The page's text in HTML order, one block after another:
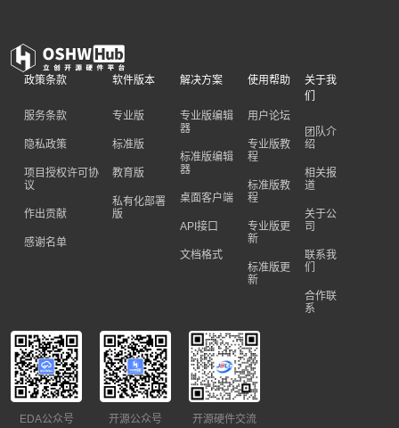
政策条款
服务条款
隐私政策
项目授权许可协
议
作出贡献
感谢名单
软件版本
专业版
标准版
教育版
私有化部署
版
解决方案
专业版编辑
器
标准版编辑
器
桌面客户端
API接口
文档格式
使用帮助
用户论坛
专业版教
程
标准版教
程
专业版更
新
标准版更
新
关于我
们
团队介
绍
相关报
道
关于公
司
联系我
们
合作联
系
EDA公众号 开源公众号
开源硬件交流